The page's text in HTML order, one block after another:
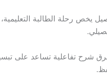
يخص رحلة الطالبة
شرح تفاعلية تساعد على